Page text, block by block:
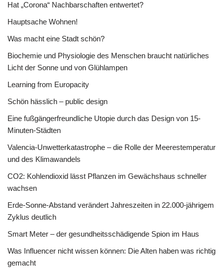
Hat „Corona“ Nachbarschaften entwertet?
Hauptsache Wohnen!
Was macht eine Stadt schön?
Biochemie und Physiologie des Menschen braucht natürliches
Licht der Sonne und von Glühlampen
Learning from Europacity
Schön hässlich – public design
Eine fußgängerfreundliche Utopie durch das Design von 15-
Minuten-Städten
Valencia-Unwetterkatastrophe – die Rolle der Meerestemperatur
und des Klimawandels
CO2: Kohlendioxid lässt Pflanzen im Gewächshaus schneller
wachsen
Erde-Sonne-Abstand verändert Jahreszeiten in 22.000-jährigem
Zyklus deutlich
Smart Meter – der gesundheitsschädigende Spion im Haus
Was Influencer nicht wissen können: Die Alten haben was richtig
gemacht